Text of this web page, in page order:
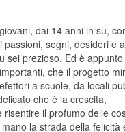
dai 14 anni in su,
passioni, sogni, desideri e
sei prezioso. Ed è appunto
che il progetto
a scuole, da locali
che è la crescita,
il profumo delle
la strada della felicità